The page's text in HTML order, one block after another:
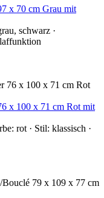
x 70 cm Grau mit
schwarz ·
x 100 x 71 cm Rot mit
rot · Stil: klassisch ·